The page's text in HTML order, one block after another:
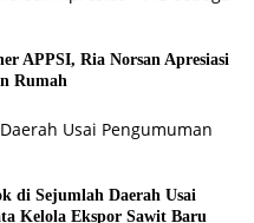
APPSI, Ria Norsan Apresiasi
Rumah
di Sejumlah Daerah Usai
Kelola Ekspor Sawit Baru